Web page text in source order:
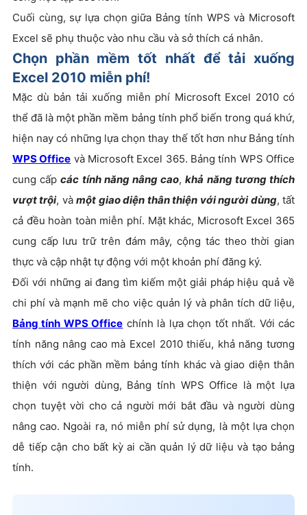
Cuối cùng, sự lựa chọn giữa Bảng tính WPS và Microsoft
Excel sẽ phụ thuộc vào nhu cầu và sở thích cá nhân.
Chọn phần mềm tốt nhất để tải xuống
Excel 2010 miễn phí!
Mặc dù bản tải xuống miễn phí Microsoft Excel 2010 có
thể đã là một phần mềm bảng tính phổ biến trong quá khứ,
hiện nay có những lựa chọn thay thế tốt hơn như Bảng tính
WPS Office và Microsoft Excel 365. Bảng tính WPS Office
cung cấpcác tính năng nâng cao,khả năng tương thích
vượt trội, vàmột giao diện thân thiện với người dùng, tất
cả đều hoàn toàn miễn phí. Mặt khác, Microsoft Excel 365
cung cấp lưu trữ trên đám mây, cộng tác theo thời gian
thực và cập nhật tự động với một khoản phí đăng ký.
Đối với những ai đang tìm kiếm một giải pháp hiệu quả về
chi phí và mạnh mẽ cho việc quản lý và phân tích dữ liệu,
Bảng tính WPS Office chính là lựa chọn tốt nhất. Với các
tính năng nâng cao mà Excel 2010 thiếu, khả năng tương
thích với các phần mềm bảng tính khác và giao diện thân
thiện với người dùng, Bảng tính WPS Office là một lựa
chọn tuyệt vời cho cả người mới bắt đầu và người dùng
nâng cao. Ngoài ra, nó miễn phí sử dụng, là một lựa chọn
dễ tiếp cận cho bất kỳ ai cần quản lý dữ liệu và tạo bảng
tính.